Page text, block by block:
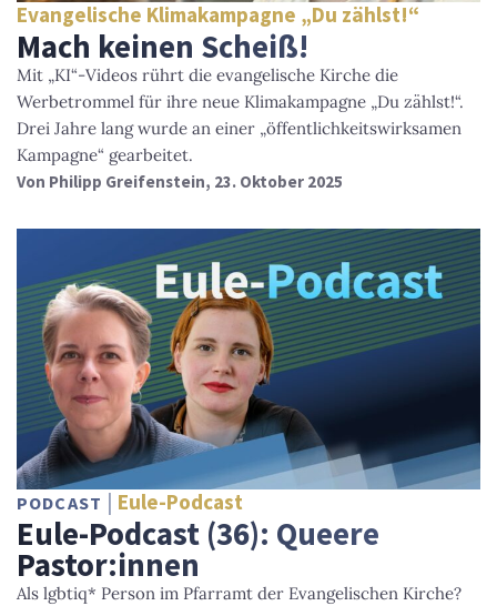
Evangelische Klimakampagne „Du zählst!“
Mach keinen Scheiß!
Mit „KI“-Videos rührt die evangelische Kirche die
Werbetrommel für ihre neue Klimakampagne „Du zählst!“.
Drei Jahre lang wurde an einer „öffentlichkeitswirksamen
Kampagne“ gearbeitet.
Von Philipp Greifenstein, 23. Oktober 2025
PODCAST Eule-Podcast
Eule-Podcast (36): Queere
Pastor:innen
Als lgbtiq* Person im Pfarramt der Evangelischen Kirche?